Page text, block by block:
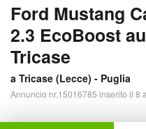
Ford Mustang
2.3 EcoBoost
Tricase
a Tricase (Lecce) - Puglia
Annuncio nr.15016785 inserito il 8